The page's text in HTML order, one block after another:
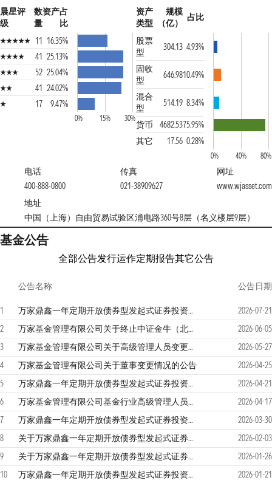
晨星评
级
数
量
资产占
比
11 16.35%
41 25.13%
52 25.04%
41 24.02%
17
9.47%
0% 15% 30%
资产
类型
规模
（亿）
占比
股票
型
304.13 4.93%
固收
型
646.9810.49%
混合
型
514.19 8.34%
货币
4682.5375.95%
其它
17.56 0.28%
0% 40% 80%
电话
400-888-0800
传真
021-38909627
网址
www.wjasset.com
地址
中国（上海）自由贸易试验区浦电路360号8层（名义楼层9层）
基金公告
全部公告发行运作定期报告其它公告
公告名称 公告日期
1 万家鼎鑫一年定期开放债券型发起式证券投资基金2026年第2季度报告
2026-07-21
2
万家基金管理有限公司关于终止中证金牛（北京）基金销售有限公司办理旗下基金销售业务并为投资者办理相关业务的公告
2026-06-05
3
万家基金管理有限公司关于高级管理人员变更的公告
2026-05-27
4
万家基金管理有限公司关于董事变更情况的公告
2026-04-25
5
万家鼎鑫一年定期开放债券型发起式证券投资基金2026年第1季度报告
2026-04-21
6
万家基金管理有限公司基金行业高级管理人员变更公告
2026-04-17
7
万家鼎鑫一年定期开放债券型发起式证券投资基金2025年年度报告
2026-03-30
8
关于万家鼎鑫一年定期开放债券型发起式证券投资基金延长开放期的公告
2026-02-03
9
关于万家鼎鑫一年定期开放债券型发起式证券投资基金开放申购、赎回、基金转换业务的公告
2026-01-26
10
万家鼎鑫一年定期开放债券型发起式证券投资基金2025年第4季度报告 2026-01-21